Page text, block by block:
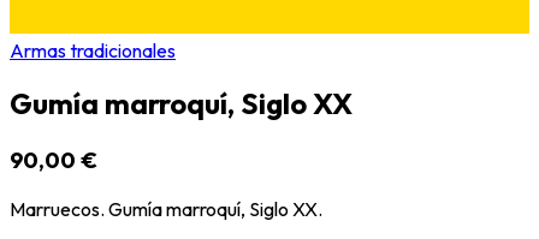
Armas tradicionales
Gumía marroquí, Siglo XX
90,00 €
Marruecos. Gumía marroquí, Siglo XX.